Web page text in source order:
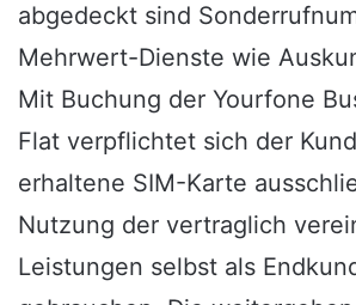
abgedeckt sind
Mehrwert-Dienste wie
Mit Buchung der Yourfone
Flat verpflichtet sich der
erhaltene SIM-Karte
Nutzung der vertraglich
Leistungen selbst als